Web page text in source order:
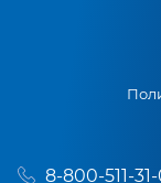
8-800-511-